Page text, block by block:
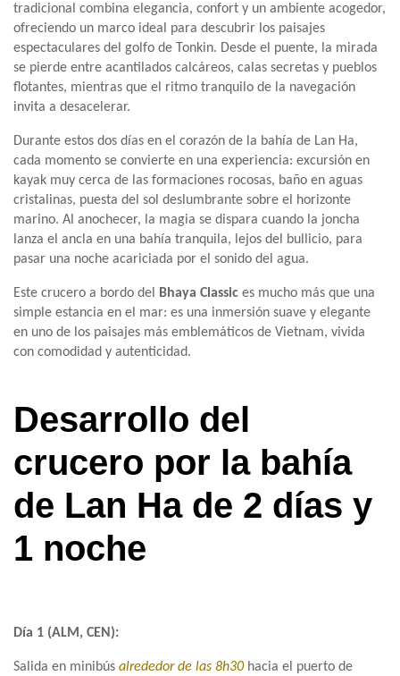
tradicional combina elegancia, confort y un ambiente acogedor,
ofreciendo un marco ideal para descubrir los paisajes
espectaculares del golfo de Tonkin. Desde el puente, la mirada
se pierde entre acantilados calcáreos, calas secretas y pueblos
flotantes, mientras que el ritmo tranquilo de la navegación
invita a desacelerar.
Durante estos dos días en el corazón de la bahía de Lan Ha,
cada momento se convierte en una experiencia: excursión en
kayak muy cerca de las formaciones rocosas, baño en aguas
cristalinas, puesta del sol deslumbrante sobre el horizonte
marino. Al anochecer, la magia se dispara cuando la joncha
lanza el ancla en una bahía tranquila, lejos del bullicio, para
pasar una noche acariciada por el sonido del agua.
Este crucero a bordo del Bhaya Classic es mucho más que una
simple estancia en el mar: es una inmersión suave y elegante
en uno de los paisajes más emblemáticos de Vietnam, vivida
con comodidad y autenticidad.
Desarrollo del
crucero por la bahía
de Lan Ha de 2 días y
1 noche
Día 1 (ALM, CEN):
Salida en minibús alrededor de las 8h30 hacia el puerto de